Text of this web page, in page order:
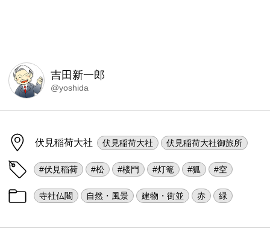
吉田新一郎
@yoshida
伏見稲荷大社 伏見稲荷大社 伏見稲荷大社御旅所
#伏見稲荷 #松 #楼門 #灯篭 #狐 #空
寺社仏閣 自然・風景 建物・街並 赤 緑